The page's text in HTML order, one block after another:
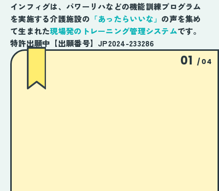
インフィグは、パワーリハなどの機能訓練プログラム
を実施する介護施設の 「あったらいいな」 の声を集め
て生まれた現場発のトレーニング管理システムです。
特許出願中【出願番号】JP2024-233286
01 / 04